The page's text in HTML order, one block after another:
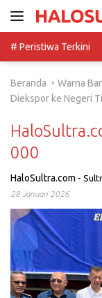
# Peristiwa Terkini
Beranda
Warna
Diekspor ke Negeri
000
HaloSultra.com -
28 Januari 2026